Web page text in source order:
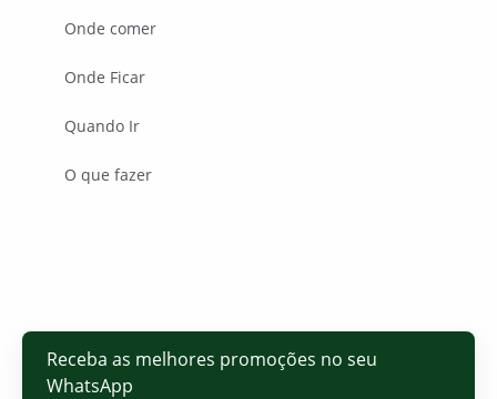
Onde comer
Onde Ficar
Quando Ir
O que fazer
Receba as melhores promoções no seu
WhatsApp